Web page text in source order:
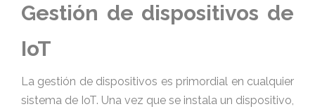
Gestión de dispositivos de
IoT
La gestión de dispositivos es primordial en cualquier
sistema de IoT. Una vez que se instala un dispositivo,